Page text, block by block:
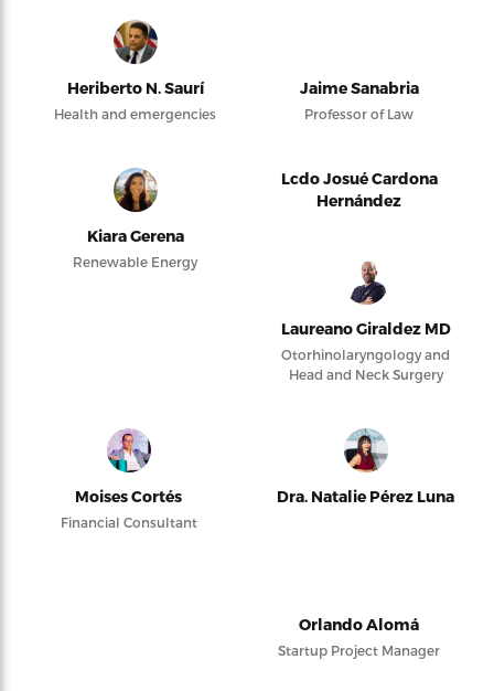
Heriberto N. Saurí
Health and emergencies
Jaime Sanabria
Professor of Law
Kiara Gerena
Renewable Energy
Lcdo Josué Cardona
Hernández
Laureano Giraldez MD
Otorhinolaryngology and
Head and Neck Surgery
Moises Cortés
Financial Consultant
Dra. Natalie Pérez Luna
Orlando Alomá
Startup Project Manager